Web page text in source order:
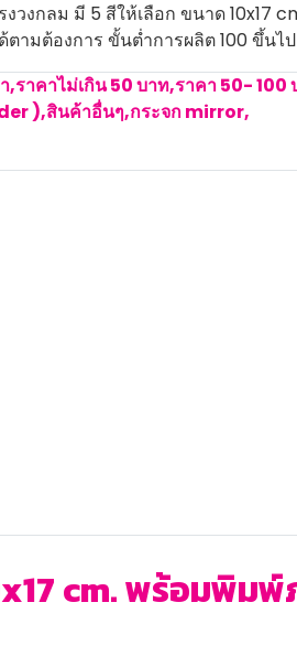
วงกลม มี 5 สีให้เลือก ขนาด 10x17
ามต้องการ ขั้นต่ำการผลิต 100 ขึ้นไป
,ราคาไม่เกิน 50 บาท,ราคา 50- 100
),สินค้าอื่นๆ,กระจก mirror,
cm. พร้อมพิม